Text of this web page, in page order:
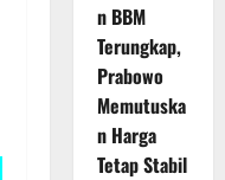
n BBM
Terungkap,
Prabowo
Memutuska
n Harga
Tetap Stabil